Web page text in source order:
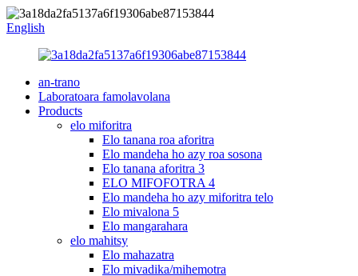
English
an-trano
Laboratoara famolavolana
Products
elo miforitra
Elo tanana roa aforitra
Elo mandeha ho azy roa sosona
Elo tanana aforitra 3
ELO MIFOFOTRA 4
Elo mandeha ho azy miforitra telo
Elo mivalona 5
Elo mangarahara
elo mahitsy
Elo mahazatra
Elo mivadika/mihemotra